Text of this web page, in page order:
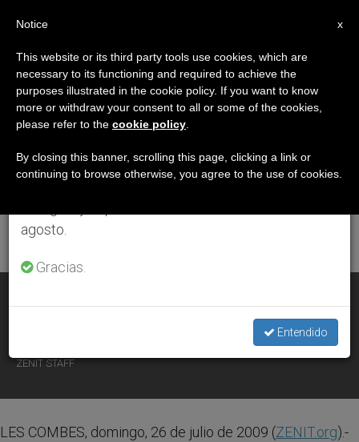
ETIQUETA
Posts Tagged
‘abuelos’
ÚLTIMAS NOTICIAS
ZENIT STAFF
LES COMBES, domingo, 26 de julio de 2009 (ZENIT.org).-
×
Aviso importante
Del 27 de julio al 7 de agosto haremos la pausa
anual, aprovechando que en el periodo de verano
se generan menos informaciones y también el
agosto.
Gracias.
Entendido
x
Notice
This website or its third party tools use cookies, which are
necessary to its functioning and required to achieve the
purposes illustrated in the cookie policy. If you want to know
more or withdraw your consent to all or some of the cookies,
please refer to the cookie policy
By closing this banner, scrolling this page, clicking a link or
continuing to browse otherwise, you agree to the use of cookies.